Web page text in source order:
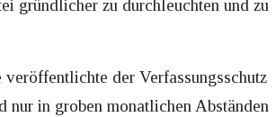
gründlicher zu durchleuchten und zu
der Verfassungsschutz
nur in groben monatlichen Abständen